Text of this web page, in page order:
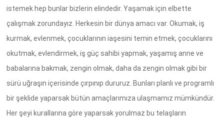
istemek hep bunlar bizlerin elindedir. Yaşamak için elbette
çalışmak zorundayız. Herkesin bir dünya amacı var. Okumak, iş
kurmak, evlenmek, çocuklarının iaşesini temin etmek, çocuklarını
okutmak, evlendirmek, iş güç sahibi yapmak, yaşamış anne ve
babalarına bakmak, zengin olmak, daha da zengin olmak gibi bir
sürü uğraşın içerisinde çırpınıp dururuz. Bunları planlı ve programlı
bir şeklide yaparsak bütün amaçlarımıza ulaşmamız mümkündür.
Her şeyi kurallarına göre yaparsak yorulmaz bu telaşların